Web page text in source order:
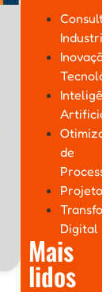
Inovação
Artificial
de
Projetos
Digital
Mais
lidos